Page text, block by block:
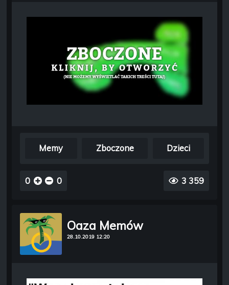
Memy Zboczone Dzieci
0 0 3 359
Oaza Memów
28.10.2019 12:20